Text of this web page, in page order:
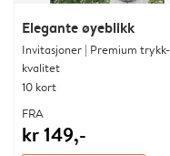
Elegante øyeblikk
Invitasjoner | Premium trykk-
kvalitet
10 kort
FRA
kr 149,-